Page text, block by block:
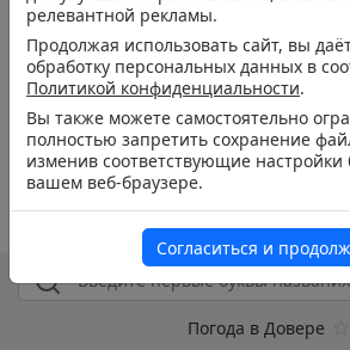
Погода в Довере
релевантной рекламы.
Продолжая использовать сайт, вы
обработку персональных данных в
Политикой конфиденциальности.
Вы также можете самостоятельно
полностью запретить сохранение
изменив соответствующие настройки
вашем веб-браузере.
Согласиться и